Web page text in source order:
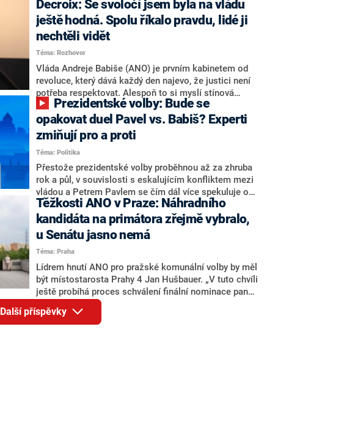
hlava státu Petr Pavel. Daleko za ním pak bookmakeři
zmiňují dva výrazné politiky ANO, tedy premiéra
Andreje Babiše a ministra průmyslu Karla Havlíčka.
Oblíbeným tipem samotných sázkařů je poslanec za
Motoristy Filip Turek. Politolog Jan Kubáček nicméně
o případné kandidatuře kohokoliv ze zmíněné trojice
značně pochybuje. Podle něj současná koalice dosud
nemá osobu, která by Pavlovi mohla konkurovat.
Decroix: Se svoločí jsem byla na vládu
ještě hodná. Spolu říkalo pravdu, lidé ji
nechtěli vidět
Téma: Rozhovor
Vláda Andreje Babiše (ANO) je prvním kabinetem od
revoluce, který dává každý den najevo, že justici není
potřeba respektovat. Alespoň to si myslí stínová
ministryně spravedlnosti ODS Eva Decroix. V
rozhovoru pro CNN Prima NEWS si nebrala servítky
ohledně politického výkonu svého nástupce Jeronýma
Tejce (za ANO) či vládní zmocněnkyně pro lidská
práva Taťány Malé (ANO). Označením „svoloč“ na
adresu vlády prý byla ještě hodná. Decroix se také
vrátila k volební porážce koalice Spolu či promluvila o
hnutí Naše Česko Martina Kuby.
opakovat duel Pavel vs. Babiš? Experti
zmiňují pro a proti
Téma: Politika
Přestože prezidentské volby proběhnou až za zhruba
rok a půl, v souvislosti s eskalujícím konfliktem mezi
vládou a Petrem Pavlem se čím dál více spekuluje o
tom, koho by do bitvy o Hrad mohla vyslat současná
koalice. Někteří političtí komentátoři znovu vytahují
jméno premiéra Andreje Babiše (ANO). Jak moc je
pravděpodobné, že se v prezidentských volbách 2028
bude znovu opakovat souboj z roku 2023?
Těžkosti ANO v Praze: Náhradního
kandidáta na primátora zřejmě vybralo,
u Senátu jasno nemá
Téma: Praha
Lídrem hnutí ANO pro pražské komunální volby by měl
být místostarosta Prahy 4 Jan Hušbauer. „V tuto chvíli
ještě probíhá proces schválení finální nominace pana
Jana Hušbauera Výborem hnutí ANO,“ uvedl pro
redakci místopředseda pražského ANO Martin
Benkovič. O Hušbauerovi se spekulovalo jako o
Další příspěvky